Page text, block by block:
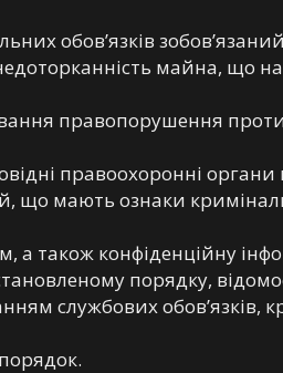
обов’язків
майна, що
правопорушення
правоохоронні
що мають ознаки
також конфіденційну
порядку,
службових обов’язків,